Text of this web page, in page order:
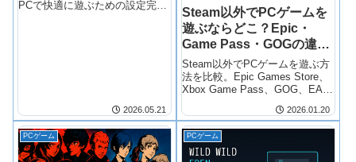
PCで快適に遊ぶための設定完全
2026.05.21
Steam以外でPCゲームを
遊ぶならどこ？Epic・
Game Pass・GOGの違い
を比較
Steam以外でPCゲームを遊ぶ方
法を比較。Epic Games Store、
Xbox Game Pass、GOG、EA
向いている人がわかります。
2026.01.20
PCゲーム PCゲーム